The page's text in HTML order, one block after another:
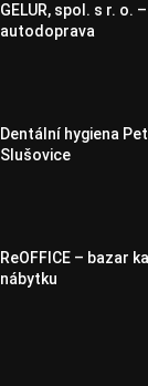
GELUR, spol. s r. o.
autodoprava
Dentální hygiena
Slušovice
ReOFFICE – bazar
nábytku